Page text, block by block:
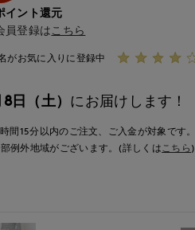
イント還元
員登録は こちら
がお気に入りに登録中
日（土） にお届けします！
間15分以内のご注文、ご入金が対象です。
例外地域がございます。(詳しくはこちら )